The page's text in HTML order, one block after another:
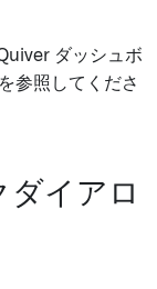
ダッシュボ
参照してくださ
イアロ